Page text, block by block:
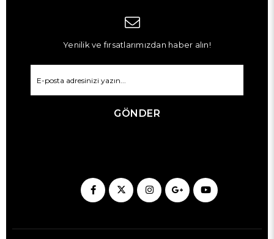
Yenilik ve fırsatlarımızdan haber alın!
GÖNDER